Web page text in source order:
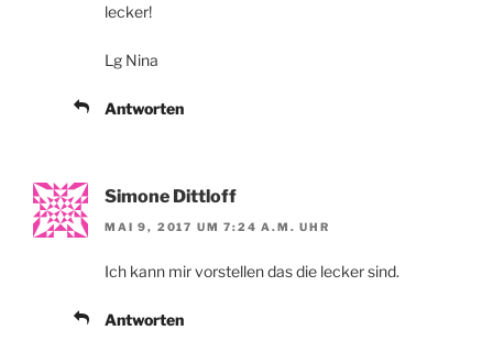
lecker!
Lg Nina
Antworten
Simone Dittloff
MAI 9, 2017 UM 7:24 A.M. UHR
Ich kann mir vorstellen das die lecker sind.
Antworten